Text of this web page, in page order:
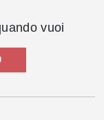
vuoi